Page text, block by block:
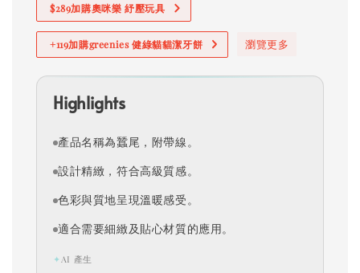
$289加購奧咪樂 紓壓玩具
+119加購greenies 健綠貓貓潔牙餅 瀏覽更多
Highlights
產品名稱為蠶尾，附帶線。
設計精緻，符合高級質感。
色彩與質地呈現溫暖感受。
適合需要細緻及貼心材質的應用。
✦ AI 產生